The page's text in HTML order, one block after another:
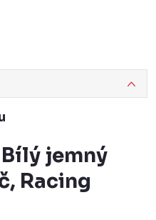
jemný
Racing